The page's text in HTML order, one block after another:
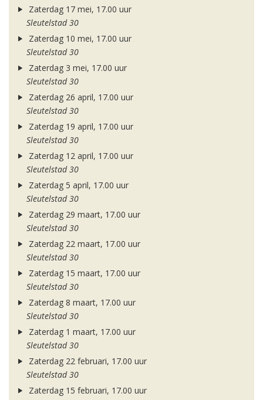
Zaterdag 17 mei, 17.00 uur
Sleutelstad 30
Zaterdag 10 mei, 17.00 uur
Sleutelstad 30
Zaterdag 3 mei, 17.00 uur
Sleutelstad 30
Zaterdag 26 april, 17.00 uur
Sleutelstad 30
Zaterdag 19 april, 17.00 uur
Sleutelstad 30
Zaterdag 12 april, 17.00 uur
Sleutelstad 30
Zaterdag 5 april, 17.00 uur
Sleutelstad 30
Zaterdag 29 maart, 17.00 uur
Sleutelstad 30
Zaterdag 22 maart, 17.00 uur
Sleutelstad 30
Zaterdag 15 maart, 17.00 uur
Sleutelstad 30
Zaterdag 8 maart, 17.00 uur
Sleutelstad 30
Zaterdag 1 maart, 17.00 uur
Sleutelstad 30
Zaterdag 22 februari, 17.00 uur
Sleutelstad 30
Zaterdag 15 februari, 17.00 uur